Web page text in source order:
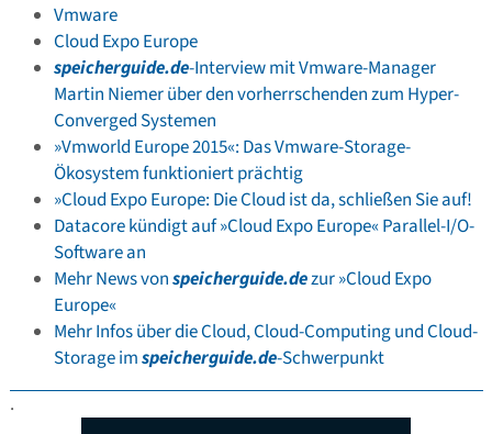
Vmware
Cloud Expo Europe
speicherguide.de-Interview mit Vmware-Manager
Martin Niemer über den vorherrschenden zum Hyper-
Converged Systemen
»Vmworld Europe 2015«: Das Vmware-Storage-
Ökosystem funktioniert prächtig
»Cloud Expo Europe: Die Cloud ist da, schließen Sie auf!
Datacore kündigt auf »Cloud Expo Europe« Parallel-I/O-
Software an
Mehr News vonspeicherguide.dezur »Cloud Expo
Europe«
Mehr Infos über die Cloud, Cloud-Computing und Cloud-
Storage imspeicherguide.de-Schwerpunkt
.